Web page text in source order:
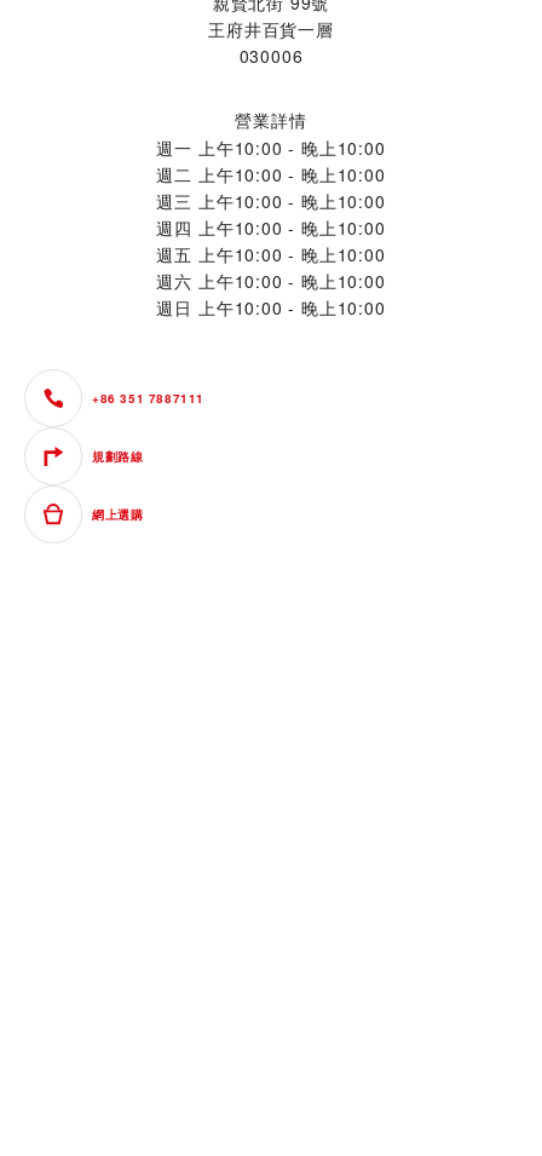
王府井百貨一層
030006
營業詳情
週一 上午10:00 - 晚上10:00
週二
上午10:00 - 晚上10:00
週三
上午10:00 - 晚上10:00
週四
上午10:00 - 晚上10:00
週五
上午10:00 - 晚上10:00
週六 上午10:00 - 晚上10:00
週日
上午10:00 - 晚上10:00
+86 351 7887111
規劃路線
網上選購